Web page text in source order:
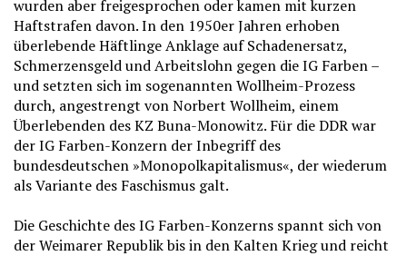
wurden aber freigesprochen oder kamen mit kurzen
Haftstrafen davon. In den 1950er Jahren erhoben
überlebende Häftlinge Anklage auf Schadenersatz,
Schmerzensgeld und Arbeitslohn gegen die IG Farben –
und setzten sich im sogenannten Wollheim-Prozess
durch, angestrengt von Norbert Wollheim, einem
Überlebenden des KZ Buna-Monowitz. Für die DDR war
der IG Farben-Konzern der Inbegriff des
bundesdeutschen »Monopolkapitalismus«, der wiederum
als Variante des Faschismus galt.
Die Geschichte des IG Farben-Konzerns spannt sich von
der Weimarer Republik bis in den Kalten Krieg und reicht